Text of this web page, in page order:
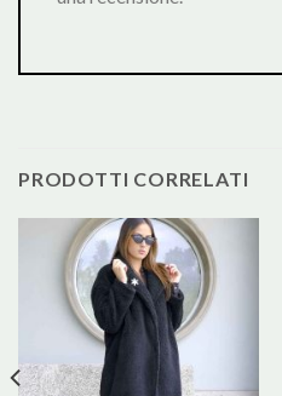
PRODOTTI CORRELATI